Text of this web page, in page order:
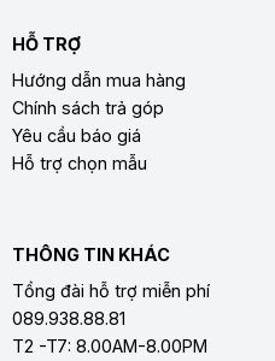
HỖ TRỢ
Hướng dẫn mua hàng
Chính sách trả góp
Yêu cầu báo giá
Hỗ trợ chọn mẫu
THÔNG TIN KHÁC
Tổng đài hỗ trợ miễn phí
089.938.88.81
T2 -T7: 8.00AM-8.00PM